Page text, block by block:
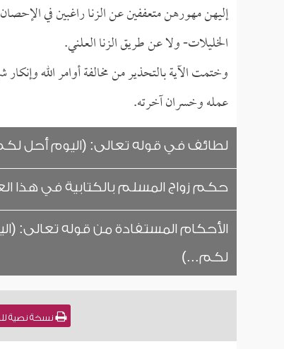
إليهن مهورهن متعففين عن الزنا راغبين في
الخليلات- ولا عن طريق الزنا العلني.
وختمت الآية بالتحذير من مخالفة أوامر الله
عمله وخسران آخرته.
لطائف في قوله تعالى: (اليوم أحل
حكم زواج المسلم بالكتابية في هذا
الأحكام المستفادة من قوله تعالى:
لكم...)
نسخة نصية للطباعة ,